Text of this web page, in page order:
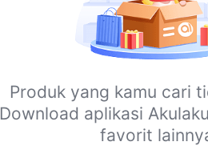
Produk yang kamu cari
Download aplikasi
favorit